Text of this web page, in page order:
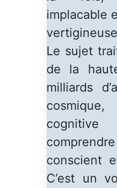
implacable
Le sujet
de la
milliards
conscient
C’est un